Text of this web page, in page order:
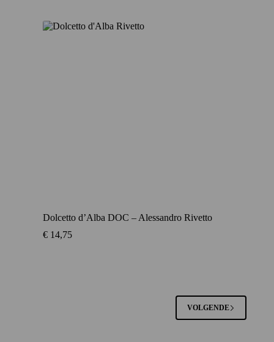
Dolcetto d’Alba DOC – Alessandro Rivetto
€ 14,75
VOLGENDE